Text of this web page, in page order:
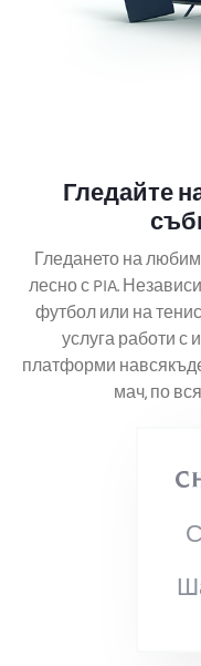
Гледайте
Гледането на
лесно с PIA.
футбол или на
услуга работи с
платформи
мач, по